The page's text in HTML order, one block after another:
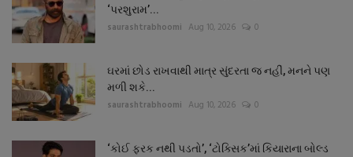
‘પરશુરામ’...
saurashtrabhoomi Aug 10, 2026 0
ઘરમાં છોડ રાખવાથી માત્ર સુંદરતા જ નહીં, મનને પણ
મળી શકે...
saurashtrabhoomi Aug 10, 2026 0
‘કોઈ ફરક નથી પડતો’, ‘ટોક્સિક’માં કિયારાના બોલ્ડ